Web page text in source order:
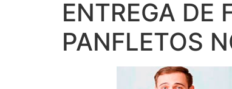
ENTREGA DE
PANFLETOS